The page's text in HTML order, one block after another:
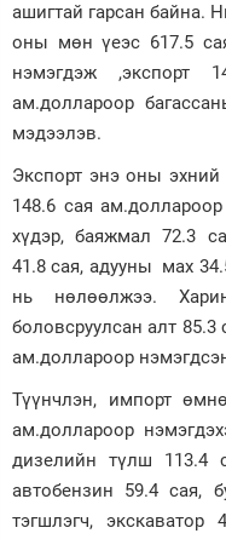
ашигтай гарсан байна.
оны мөн үеэс 617.5
нэмэгдэж
ам.доллароор
мэдээлэв.
Экспорт энэ оны
148.6 сая
хүдэр, баяжмал 72.3
41.8 сая, адууны мах
нь нөлөөлжээ.
боловсруулсан алт 85.3
ам.доллароор
Түүнчлэн, импорт
ам.доллароор
дизелийн түлш 113.4
автобензин 59.4 сая,
тэгшлэгч,